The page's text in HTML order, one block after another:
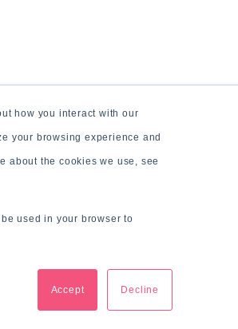
how you interact with our
your browsing experience and
about the cookies we use, see
used in your browser to
Accept Decline